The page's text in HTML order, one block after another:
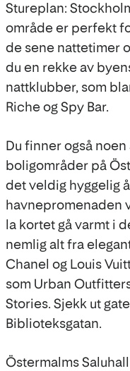
Stureplan:
område er perfekt
de sene nattetimer
du en rekke av
nattklubber, som
Riche og Spy Bar.
Du finner også
boligområder på
det veldig hyggelig
havnepromenaden
la kortet gå varmt i
nemlig alt fra
Chanel og Louis
som Urban
Stories. Sjekk ut
Biblioteksgatan.
Östermalms